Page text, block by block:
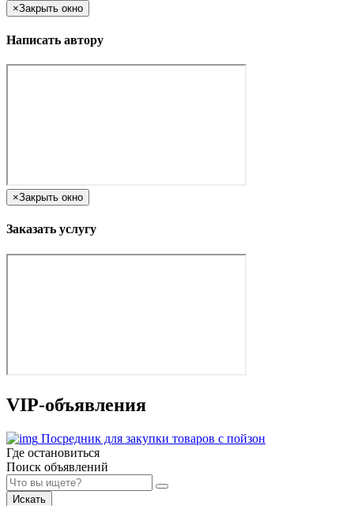
×Закрыть окно
Написать автору
×Закрыть окно
Заказать услугу
VIP-объявления
Посредник для закупки товаров с пойзон
Где остановиться
Поиск объявлений
Искать